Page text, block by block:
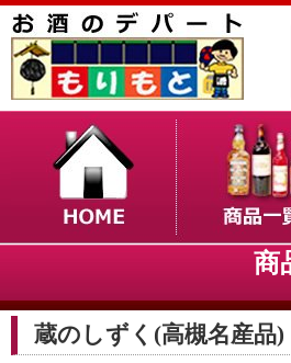
商
蔵のしずく(高槻名産品)